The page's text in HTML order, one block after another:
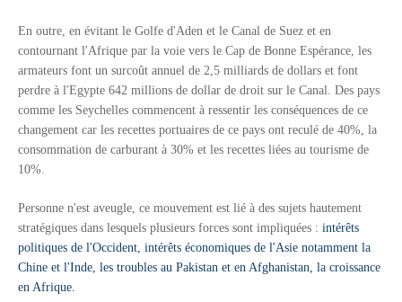
Economie : quand le roi dollar grince
Unknown
Aug 07 2026
Le cours de l'or au plus haut depuis juin 2026
Tsirisoa Edition-Aug 03 2026
En outre, en évitant le Golfe d'Aden et le Canal de Suez et en
contournant l'Afrique par la voie vers le Cap de Bonne Espérance, les
armateurs font un surcoût annuel de 2,5 milliards de dollars et font
perdre à l'Egypte 642 millions de dollar de droit sur le Canal. Des pays
comme les Seychelles commencent à ressentir les conséquences de ce
changement car les recettes portuaires de ce pays ont reculé de 40%, la
consommation de carburant à 30% et les recettes liées au tourisme de
10%.
Personne n'est aveugle, ce mouvement est lié à des sujets hautement
stratégiques dans lesquels plusieurs forces sont impliquées : intérêts
politiques de l'Occident, intérêts économiques de l'Asie notamment la
Chine et l'Inde, les troubles au Pakistan et en Afghanistan, la croissance
en Afrique.